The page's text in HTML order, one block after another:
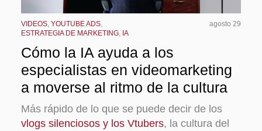
VIDEOS, YOUTUBE ADS,
ESTRATEGIA DE MARKETING, IA
agosto 29
Cómo la IA ayuda a los
especialistas en videomarketing
a moverse al ritmo de la cultura
Más rápido de lo que se puede decir de los
vlogs silenciosos y los Vtubers, la cultura del